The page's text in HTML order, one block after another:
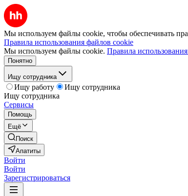
Мы используем файлы cookie, чтобы обеспечивать
Правила использования файлов cookie
Мы используем файлы cookie. Правила
Понятно
Ищу сотрудника
Ищу работу
Ищу сотрудника
Ищу сотрудника
Сервисы
Помощь
Ещё
Поиск
Апатиты
Войти
Войти
Зарегистрироваться